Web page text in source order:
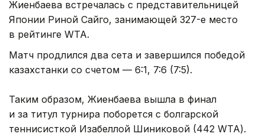
Жиенбаева встречалась с представительницей
Японии Риной Сайго, занимающей 327-е место
в рейтинге WTA.
Матч продлился два сета и завершился победой
казахстанки со счетом — 6:1, 7:6 (7:5).
Таким образом, Жиенбаева вышла в финал
и за титул турнира поборется с болгарской
теннисисткой Изабеллой Шиниковой (442 WTA).